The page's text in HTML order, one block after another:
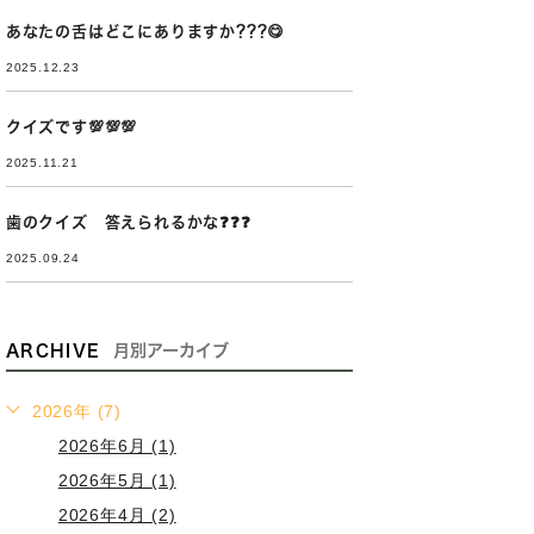
あなたの舌はどこにありますか???😋
2025.12.23
クイズです💯💯💯
2025.11.21
歯のクイズ 答えられるかな❓❓❓
2025.09.24
ARCHIVE 月別アーカイブ
2026年 (7)
2026年6月 (1)
2026年5月 (1)
2026年4月 (2)